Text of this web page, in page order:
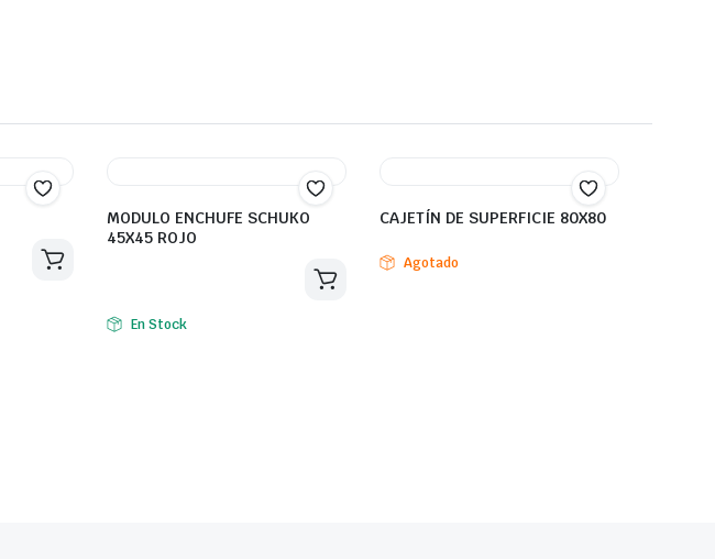
MODULO ENCHUFE SCHUKO
45X45 ROJO
En Stock
CAJETÍN DE SUPERFICIE 80X80
Agotado